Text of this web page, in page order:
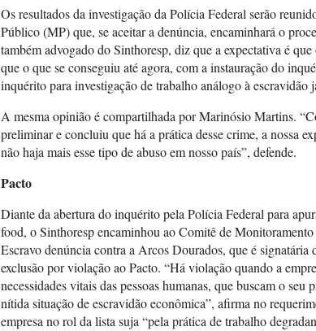
Os resultados da investigação da Polícia Federal serão
Público (MP) que, se aceitar a denúncia, encaminhará o
também advogado do Sinthoresp, diz que a expectativa é
que o que se conseguiu até agora, com a instauração do
inquérito para investigação de trabalho análogo à
A mesma opinião é compartilhada por Marinósio Martins.
preliminar e concluiu que há a prática desse crime, a nossa
não haja mais esse tipo de abuso em nosso país”, defende.
Pacto
Diante da abertura do inquérito pela Polícia Federal para
food, o Sinthoresp encaminhou ao Comitê de
Escravo denúncia contra a Arcos Dourados, que é
exclusão por violação ao Pacto. “Há violação quando a
necessidades vitais das pessoas humanas, que buscam o
nítida situação de escravidão econômica”, afirma no
empresa no rol da lista suja “pela prática de trabalho